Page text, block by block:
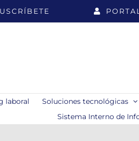
laboral Soluciones tecnológicas
Sistema Interno de